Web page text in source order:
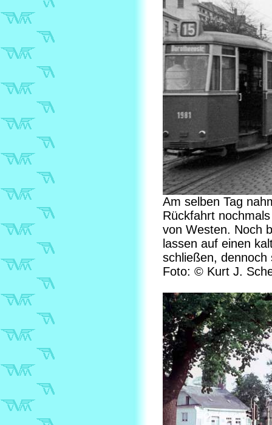
Am selben Tag
Rückfahrt
von Westen. Noch
lassen auf einen
schließen, dennoch
Foto: © Kurt J.